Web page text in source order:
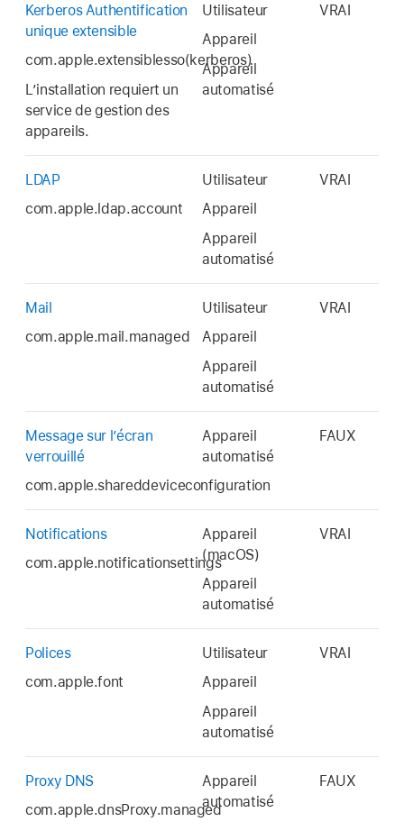
Kerberos Authentification
unique extensible
com.apple.extensiblesso(kerberos)
L’installation requiert un
service de gestion des
appareils.
Utilisateur
Appareil
Appareil
automatisé
VRAI
LDAP
com.apple.ldap.account
Utilisateur
Appareil
Appareil
automatisé
VRAI
Mail
com.apple.mail.managed
Utilisateur
Appareil
Appareil
automatisé
VRAI
Message sur l’écran
verrouillé
com.apple.shareddeviceconfiguration
Appareil
automatisé
FAUX
Notifications
com.apple.notificationsettings
Appareil
(macOS)
Appareil
automatisé
VRAI
Polices
com.apple.font
Utilisateur
Appareil
Appareil
automatisé
VRAI
Proxy DNS
com.apple.dnsProxy.managed
Appareil
automatisé
FAUX